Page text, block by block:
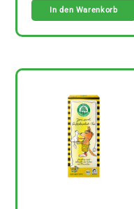
In den Warenkorb